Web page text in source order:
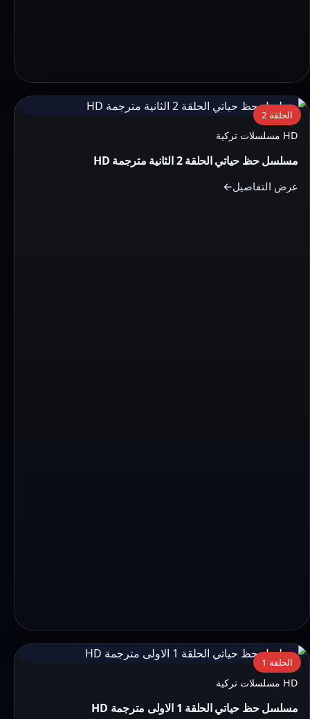
التفاصيل:
مسلسل
حظ
حياتي
الحلقة
الحلقة 2
HD مسلسلات تركية
مسلسل حظ حياتي الحلقة 2 الثانية مترجمة HD
عرض التفاصيل
التفاصيل:
مسلسل
حظ
حياتي
الحلقة 1
HD مسلسلات تركية
مسلسل حظ حياتي الحلقة 1 الاولى مترجمة HD